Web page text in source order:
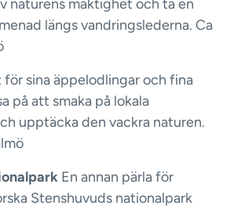
naturens mäktighet och ta en
längs vandringslederna. Ca
för sina äppelodlingar och fina
på att smaka på lokala
upptäcka den vackra naturen.
En annan pärla för
Stenshuvuds nationalpark